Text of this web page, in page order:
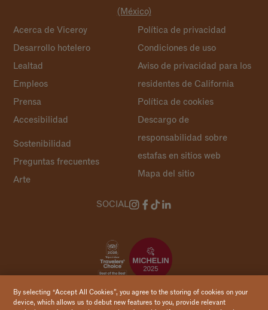
(México)
Acerca de Viceroy
Desarrollo hotelero
Lealtad
Empleos
Prensa
Accesibilidad
Política de privacidad
Condiciones de uso
Aviso de privacidad para los
residentes de California
Política de cookies
Descargo de
responsabilidad sobre
estafas en sitios web
Mapa del sitio
Sostenibilidad
Preguntas frecuentes
Arte
SOCIAL
By selecting “Accept All Cookies”, you agree to the storing of cookies on your
device, which allows us to debut new features to you, provide relevant